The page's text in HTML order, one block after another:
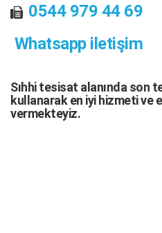
0544 979 44 69
Whatsapp iletişim
Sıhhi tesisat alanında son
kullanarak en iyi hizmeti ve
vermekteyiz.